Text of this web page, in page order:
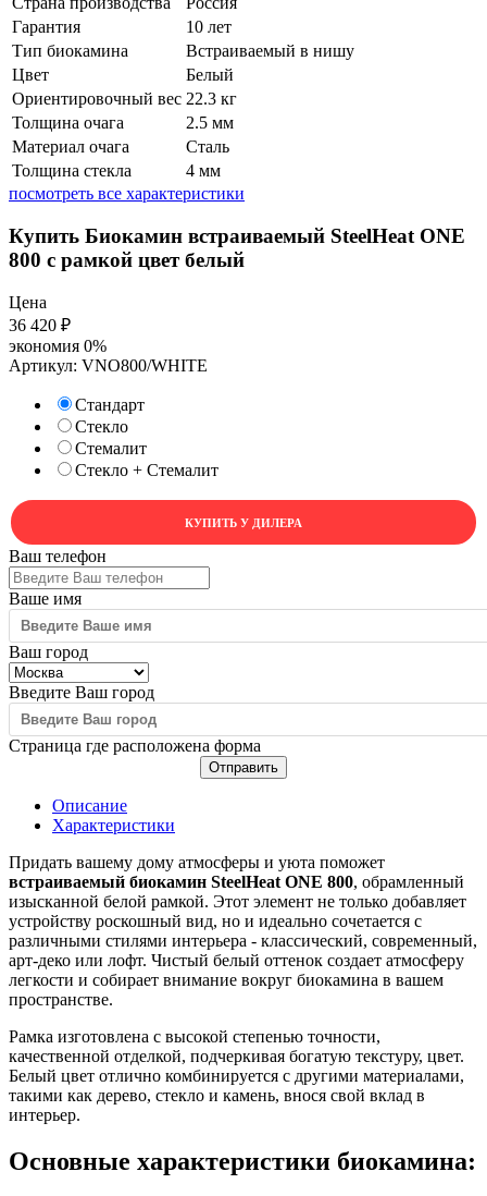
Гарантия
10 лет
Тип биокамина
Встраиваемый в нишу
Цвет
Белый
Ориентировочный вес 22.3 кг
Толщина очага
2.5 мм
Материал очага
Сталь
Толщина стекла
4 мм
посмотреть все характеристики
Купить Биокамин встраиваемый SteelHeat ONE
800 с рамкой цвет белый
Цена
36 420 ₽
экономия 0%
Артикул: VNO800/WHITE
Стандарт
Стекло
Стемалит
Стекло + Стемалит
КУПИТЬ У ДИЛЕРА
Ваш телефон
Ваше имя
Ваш город
Введите Ваш город
Страница где расположена форма
Отправить
Описание
Характеристики
Придать вашему дому атмосферы и уюта поможет
встраиваемый биокамин SteelHeat ONE 800, обрамленный
изысканной белой рамкой. Этот элемент не только добавляет
устройству роскошный вид, но и идеально сочетается с
различными стилями интерьера - классический, современный,
арт-деко или лофт. Чистый белый оттенок создает атмосферу
легкости и собирает внимание вокруг биокамина в вашем
пространстве.
Рамка изготовлена с высокой степенью точности,
качественной отделкой, подчеркивая богатую текстуру, цвет.
Белый цвет отлично комбинируется с другими материалами,
такими как дерево, стекло и камень, внося свой вклад в
интерьер.
Основные характеристики биокамина: